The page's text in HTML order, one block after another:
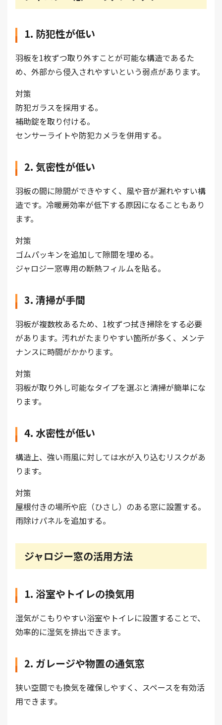
1. 防犯性が低い
羽板を1枚ずつ取り外すことが可能な構造であるた
め、外部から侵入されやすいという弱点があります。
対策
防犯ガラスを採用する。
補助錠を取り付ける。
センサーライトや防犯カメラを併用する。
2. 気密性が低い
羽板の間に隙間ができやすく、風や音が漏れやすい構
造です。冷暖房効率が低下する原因になることもあり
ます。
対策
ゴムパッキンを追加して隙間を埋める。
ジャロジー窓専用の断熱フィルムを貼る。
3. 清掃が手間
羽板が複数枚あるため、1枚ずつ拭き掃除をする必要
があります。汚れがたまりやすい箇所が多く、メンテ
ナンスに時間がかかります。
対策
羽板が取り外し可能なタイプを選ぶと清掃が簡単にな
ります。
4. 水密性が低い
構造上、強い雨風に対しては水が入り込むリスクがあ
ります。
対策
屋根付きの場所や庇（ひさし）のある窓に設置する。
雨除けパネルを追加する。
ジャロジー窓の活用方法
1. 浴室やトイレの換気用
湿気がこもりやすい浴室やトイレに設置することで、
効率的に湿気を排出できます。
2. ガレージや物置の通気窓
狭い空間でも換気を確保しやすく、スペースを有効活
用できます。